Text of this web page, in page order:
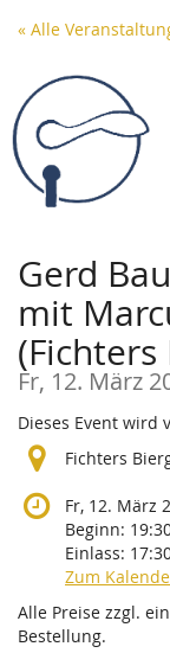
Zum
springen
« Alle
Gerd
mit
Fr, 12. März
Dieses Event wird
Fichters
Fr, 12. März
Beginn:
Einlass:
Zum
Alle Preise zzgl.
Bestellung.